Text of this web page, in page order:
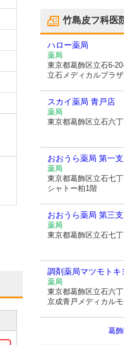
竹島皮フ科医
ハロー薬局
薬局
東京都葛飾区立石6-
立石メディカルプラ
スカイ薬局 青戸店
薬局
東京都葛飾区立石六
おおうら薬局 第一
薬局
東京都葛飾区立石七
シャトー柏1階
おおうら薬局 第三
薬局
東京都葛飾区立石七
調剤薬局マツモトキ
薬局
東京都葛飾区立石六
京成青戸メディカル
葛